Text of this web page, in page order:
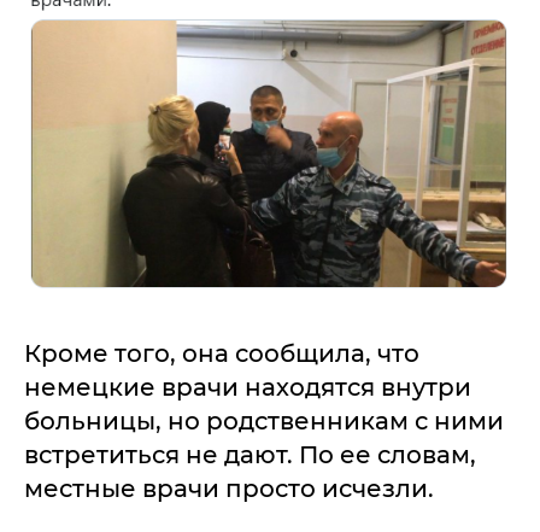
Кроме того, она сообщила, что
немецкие врачи находятся внутри
больницы, но родственникам с ними
встретиться не дают. По ее словам,
местные врачи просто исчезли.